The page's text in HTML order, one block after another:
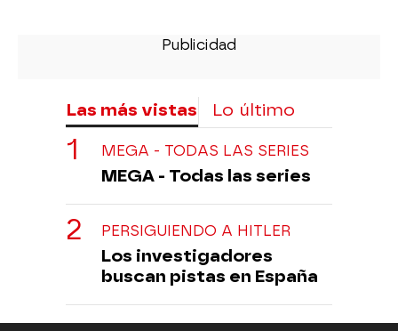
Las más vistas Lo último
MEGA - TODAS LAS SERIES
MEGA - Todas las series
PERSIGUIENDO A HITLER
Los investigadores
buscan pistas en España